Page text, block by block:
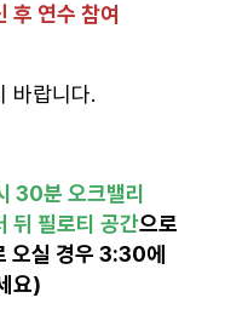
후 연수 참여
바랍니다.
30분 오크밸리
뒤 필로티 공간으로
오실 경우 3:30에
요)